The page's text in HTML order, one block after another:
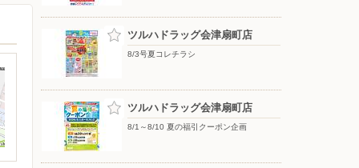
ツルハドラッグ会津扇町店
8/3号夏コレチラシ
ツルハドラッグ会津扇町店
8/1～8/10 夏の福引クーポン企画